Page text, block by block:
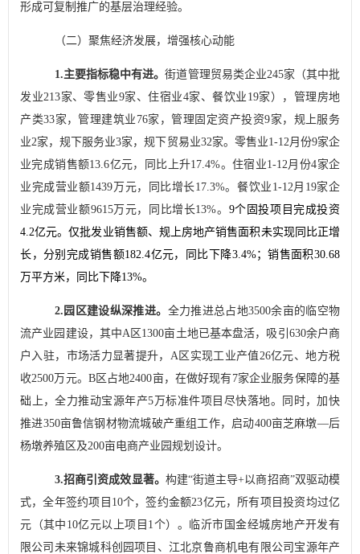
形成可复制推广的基层治理经验。
（二）聚焦经济发展，增强核心动能
1.主要指标稳中有进。街道管理贸易类企业245家（其中批
发业213家、零售业9家、住宿业4家、餐饮业 19家），管理房地
产类33家，管理建筑业 76家，管理固定资产投资9家，规上服务
业2家，规下服务业3家，规下贸易业32家。零售业1-12月份9家企
业完成销售额13.6亿元，同比上升17.4%。住宿业1-12月份4家企
业完成营业额1439 万元，同比增长17.3%。餐饮业 1-12月 19家企
业完成营业额9615万元，同比增长13%。 9个固投项目完成投资
4.2亿元。仅批发业销售额、规上房地产销售面积未实现同比正增
长，分别完成销售额182.4亿元，同比下降3.4%；销售面积30.68
万平方米，同比下降13%。
2. 园区建设纵深推进。 全力推进总占地3500余亩的临空物
流产业园建设，其中A 区 1300亩土地已基本盘活，吸引 630余户商
户入驻，市场活力显著提升， A区实现工业产值26亿元、地方税
收2500万元。 B区占地2400亩，在做好现有7家企业服务保障的基
础上，全力推动宝源年产5 万标准件项目尽快落地。同时，加快
推进350亩鲁信钢材物流城破产重组工作，启动400亩芝麻墩—后
杨墩养殖区及200亩电商产业园规划设计。
3.招商引资成效显著。 构建“街道主导+以商招商”双驱动模
式，全年签约项目 10个，签约金额23亿元， 所有项目投资均过亿
元（其中 10亿元以上项目 1个）。临沂市国金经城房地产开发有
限公司未来锦城科创园项目、江北京鲁商机电有限公司宝源年产